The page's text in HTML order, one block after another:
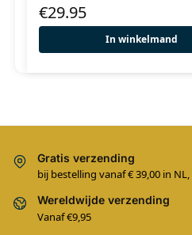
€29.95
In winkelmand
Gratis verzending
bij bestelling vanaf € 39,00 in NL,
Wereldwijde verzending
Vanaf €9,95